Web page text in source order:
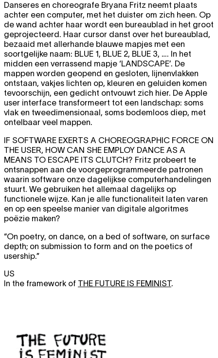
Danseres en choreografe Bryana Fritz neemt plaats
achter een computer, met het duister om zich heen. Op
de wand achter haar wordt een bureaublad in het groot
geprojecteerd. Haar cursor danst over het bureaublad,
bezaaid met allerhande blauwe mapjes met een
soortgelijke naam: BLUE 1, BLUE 2, BLUE 3, …. In het
midden een verrassend mapje ‘LANDSCAPE’. De
mappen worden geopend en gesloten, lijnenvlakken
ontstaan, vakjes lichten op, kleuren en geluiden komen
tevoorschijn, een gedicht ontvouwt zich hier. De Apple
user interface transformeert tot een landschap: soms
vlak en tweedimensionaal, soms bodemloos diep, met
ontelbaar veel mappen.
IF SOFTWARE EXERTS A CHOREOGRAPHIC FORCE ON
THE USER, HOW CAN SHE EMPLOY DANCE AS A
MEANS TO ESCAPE ITS CLUTCH? Fritz probeert te
ontsnappen aan de voorgeprogrammeerde patronen
waarin software onze dagelijkse computerhandelingen
stuurt. We gebruiken het allemaal dagelijks op
functionele wijze. Kan je alle functionaliteit laten varen
en op een speelse manier van digitale algoritmes
poëzie maken?
“On poetry, on dance, on a bed of software, on surface
depth; on submission to form and on the poetics of
usership.”
US
In the framework of THE FUTURE IS FEMINIST.